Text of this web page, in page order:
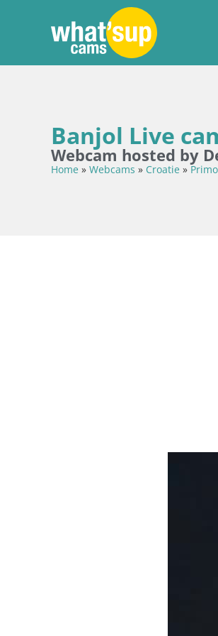
Banjol Live
Webcam hosted by
Home » Webcams » Croatie »